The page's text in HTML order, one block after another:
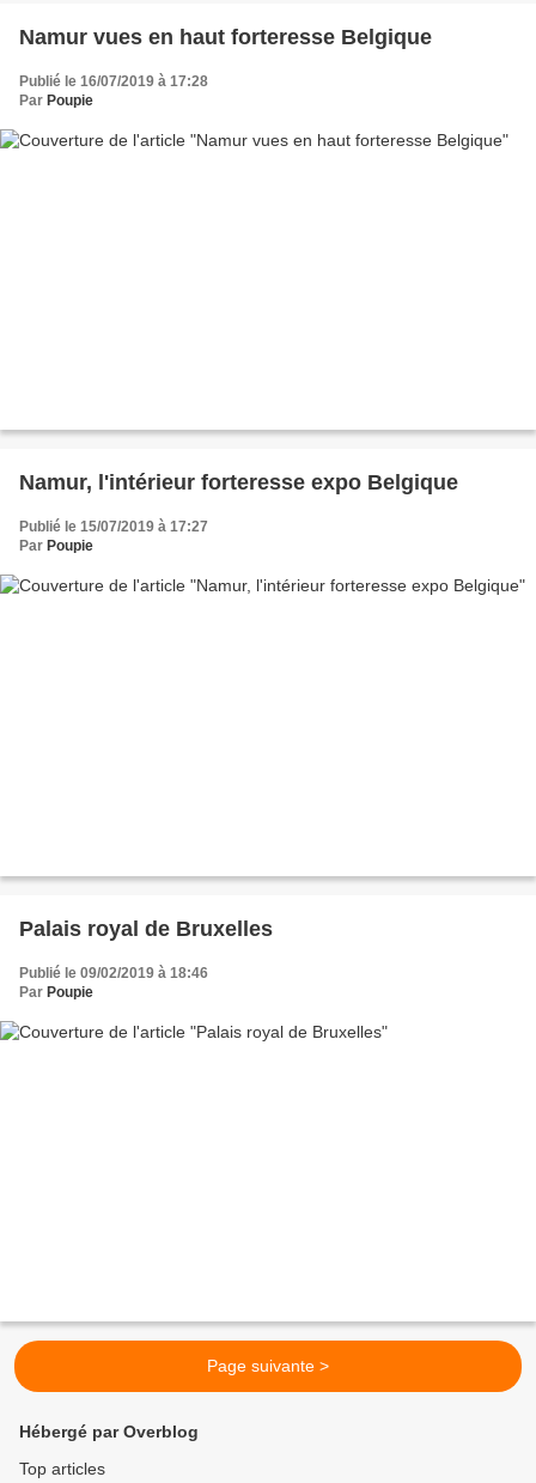
Namur vues en haut forteresse Belgique
Publié le 16/07/2019 à 17:28
Par Poupie
Namur, l'intérieur forteresse expo Belgique
Publié le 15/07/2019 à 17:27
Par Poupie
Palais royal de Bruxelles
Publié le 09/02/2019 à 18:46
Par Poupie
Page suivante >
Hébergé par Overblog
Top articles